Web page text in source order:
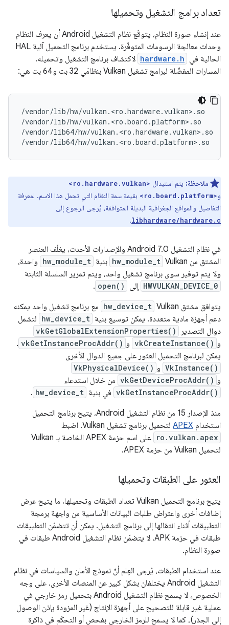
تعداد برامج التشغيل وتحميلها
عند إنشاء صورة النظام، يتوقّع نظام التشغيل Android أن يعرف النظام
وحدات معالجة الرسومات المتوفّرة. يستخدم برنامج التحميل آلية HAL
الحالية في hardware.h لاكتشاف برنامج التشغيل وتحميله.
المسارات المفضّلة لبرامج تشغيل Vulkan بنظامَي 32 بت و64 بت هي:
/vendor/lib/hw/vulkan.<ro.hardware.vulkan>.so
/vendor/lib/hw/vulkan.<ro.board.platform>.so
/vendor/lib64/hw/vulkan.<ro.hardware.vulkan>.so
ملاحظة: يتم استبدال <ro.hardware.vulkan>
و<ro.board.platform> بقيمة سمة النظام التي تحمل هذا الاسم. لمعرفة
التفاصيل والمواقع الجغرافية البديلة المتوافقة، يُرجى الرجوع إلى
libhardware/hardware.c
.
في نظام التشغيل Android 7.0 والإصدارات الأحدث، يغلّف العنصر
المشتق من Vulkan
hw_module_t بنية hw_module_t واحدة،
ولا يتم توفير سوى برنامج تشغيل واحد، ويتم تمرير السلسلة الثابتة
HWVULKAN_DEVICE_0 إلى open()
.
يتوافق مشتق Vulkan
hw_device_t مع برنامج تشغيل واحد يمكنه
دعم أجهزة مادية متعددة. يمكن توسيع بنية hw_device_t لتشمل
دوال التصدير
vkGetGlobalExtensionProperties()
و vkCreateInstance() و vkGetInstanceProcAddr()
.
يمكن لبرنامج التحميل العثور على جميع الدوال الأخرى
VkInstance() و VkPhysicalDevice()
و vkGetDeviceProcAddr() من خلال استدعاء
vkGetInstanceProcAddr() في بنية hw_device_t
.
منذ الإصدار 15 من نظام التشغيل Android، يتيح برنامج التحميل
استخدام APEX لتحميل برنامج تشغيل Vulkan. اضبط
ro.vulkan.apex
على اسم حزمة APEX الخاصة بـ Vulkan
لتحميل Vulkan من حزمة APEX.
العثور على الطبقات وتحميلها
يتيح برنامج التحميل Vulkan تعداد الطبقات وتحميلها، ما يتيح عرض
إضافات أخرى واعتراض طلبات البيانات الأساسية من واجهة برمجة
التطبيقات أثناء انتقالها إلى برنامج التشغيل. يمكن أن تتضمّن التطبيقات
طبقات في حزمة APK. لا يتضمّن نظام التشغيل Android طبقات في
صورة النظام.
عند استخدام الطبقات، يُرجى العِلم أنّ نموذج الأمان والسياسات في نظام
التشغيل Android يختلفان بشكل كبير عن المنصات الأخرى. على وجه
الخصوص، لا يسمح نظام التشغيل Android بتحميل رمز خارجي في
عملية غير قابلة للتصحيح على أجهزة الإنتاج (غير المزودة بإذن الوصول
إلى الجذر)، كما لا يسمح للرمز الخارجي بفحص أو التحكّم في ذاكرة